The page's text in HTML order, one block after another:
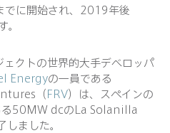
に開始され、2019年後
クトの世界的大手デベロッパ
Energyの一員である
（FRV）は、スペインの
る50MW dcのLa Solanilla
ました。